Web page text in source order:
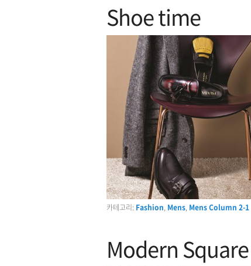
Shoe time
카테고리: Fashion, Mens, Mens Column 2-1
Modern Square